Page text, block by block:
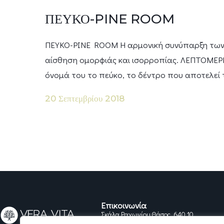
ΠΕΥΚΟ-PINE ROOM
ΠΕΥΚΟ-PINE ROOM Η αρμονική συνύπαρξη
αίσθηση ομορφιάς και ισορροπίας.
όνομά του το πεύκο, το δέντρο που
20 Σεπτεμβρίου 2018
Επικοινωνία
Σκάλα Ραχωνίου Θάσος, 640 10